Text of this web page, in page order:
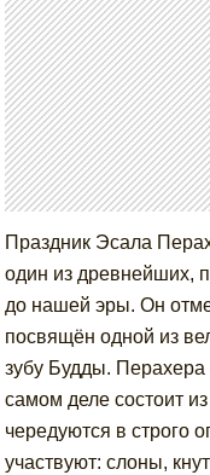
Праздник Эсала
один из древнейших,
до нашей эры. Он
посвящён одной из
зубу Будды. Перахера
самом деле состоит
чередуются в строго
участвуют: слоны,